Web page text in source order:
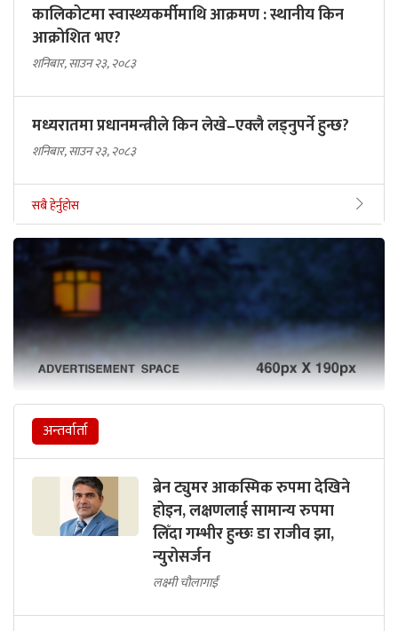
कालिकोटमा स्वास्थ्यकर्मीमाथि आक्रमण : स्थानीय किन
आक्रोशित भए?
शनिबार, साउन २३, २०८३
मध्यरातमा प्रधानमन्त्रीले किन लेखे–एक्लै लड्नुपर्ने हुन्छ?
शनिबार, साउन २३, २०८३
सबै हेर्नुहोस
अन्तर्वार्ता
ब्रेन ट्युमर आकस्मिक रुपमा देखिने
होइन, लक्षणलाई सामान्य रुपमा
लिँदा गम्भीर हुन्छः डा राजीव झा,
न्युरोसर्जन
लक्ष्मी चौलागाईं